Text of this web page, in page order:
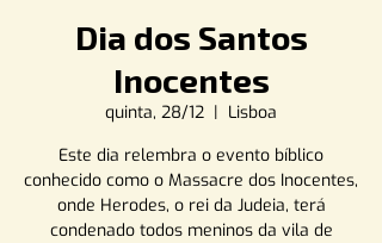
Dia dos Santos
Inocentes
quinta, 28/12
  |
Lisboa
Este dia relembra o evento bíblico
conhecido como o Massacre dos Inocentes,
onde Herodes, o rei da Judeia, terá
condenado todos meninos da vila de